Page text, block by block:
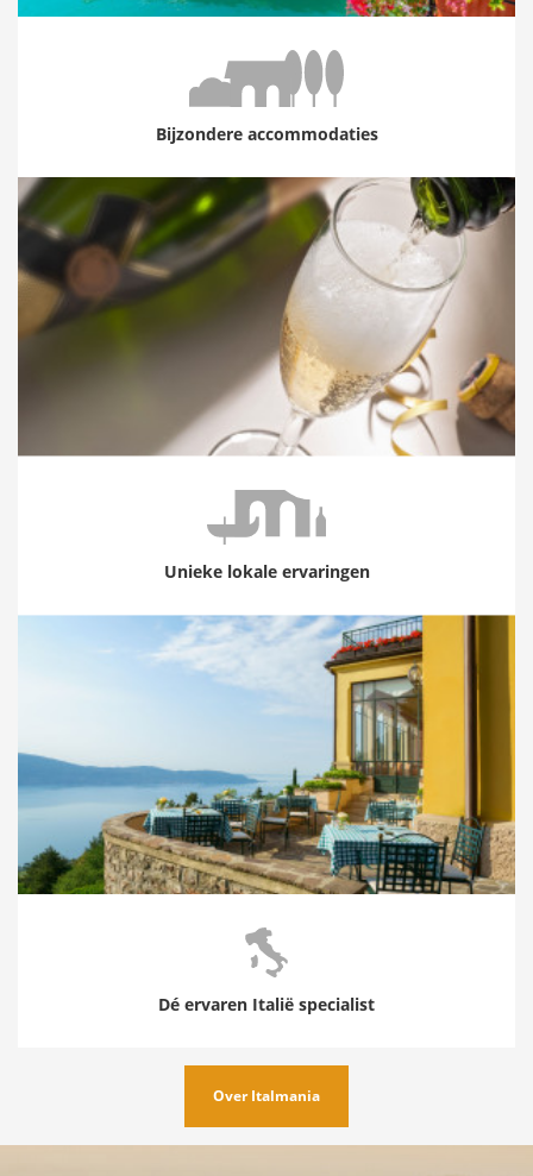
Bijzondere accommodaties
Unieke lokale ervaringen
Dé ervaren Italië specialist
Over Italmania